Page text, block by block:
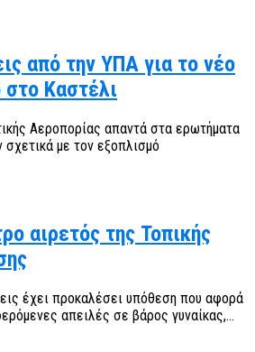
από την ΥΠΑ για το νέο
Καστέλι
Αεροπορίας απαντά στα ερωτήματα
με τον εξοπλισμό
αιρετός της Τοπικής
έχει προκαλέσει υπόθεση που αφορά
απειλές σε βάρος γυναίκας,...